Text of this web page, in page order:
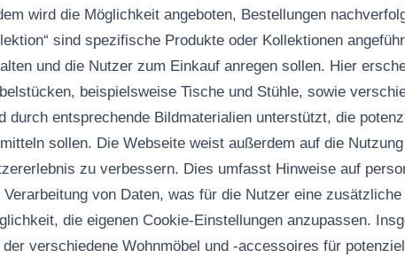
wird die Möglichkeit angeboten, Bestellungen
sind spezifische Produkte oder Kollektionen
und die Nutzer zum Einkauf anregen sollen. Hier
beispielsweise Tische und Stühle, sowie
durch entsprechende Bildmaterialien unterstützt, die
sollen. Die Webseite weist außerdem auf die
zu verbessern. Dies umfasst Hinweise auf
Verarbeitung von Daten, was für die Nutzer eine
die eigenen Cookie-Einstellungen anzupassen.
der verschiedene Wohnmöbel und -accessoires für